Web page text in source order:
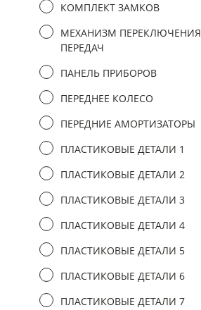
КОМПЛЕКТ ЗАМКОВ
МЕХАНИЗМ ПЕРЕКЛЮЧЕНИЯ
ПЕРЕДАЧ
ПАНЕЛЬ ПРИБОРОВ
ПЕРЕДНЕЕ КОЛЕСО
ПЕРЕДНИЕ АМОРТИЗАТОРЫ
ПЛАСТИКОВЫЕ ДЕТАЛИ 1
ПЛАСТИКОВЫЕ ДЕТАЛИ 2
ПЛАСТИКОВЫЕ ДЕТАЛИ 3
ПЛАСТИКОВЫЕ ДЕТАЛИ 4
ПЛАСТИКОВЫЕ ДЕТАЛИ 5
ПЛАСТИКОВЫЕ ДЕТАЛИ 6
ПЛАСТИКОВЫЕ ДЕТАЛИ 7